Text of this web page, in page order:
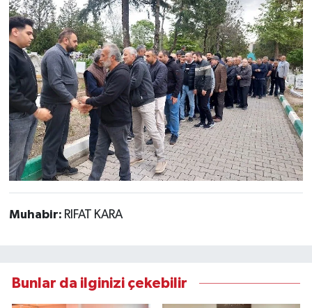
Muhabir: RIFAT KARA
Bunlar da ilginizi çekebilir